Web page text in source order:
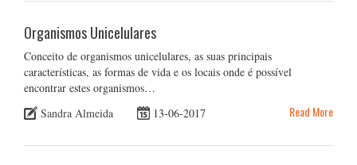
Organismos Unicelulares
Conceito de organismos unicelulares, as suas principais
características, as formas de vida e os locais onde é possível
encontrar estes organismos…
Sandra Almeida
13-06-2017 Read More